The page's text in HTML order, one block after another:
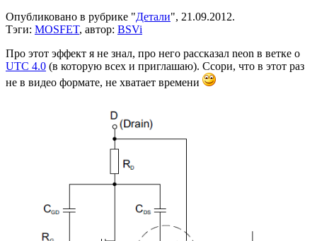
на
bsvi.me!
Опубликовано в рубрике "Детали", 21.09.2012.
Тэги: MOSFET, автор: BSVi
Про этот эффект я не знал, про него рассказал neon в ветке о
UTC 4.0 (в которую всех и приглашаю). Ссори, что в этот раз
не в видео формате, не хватает времени